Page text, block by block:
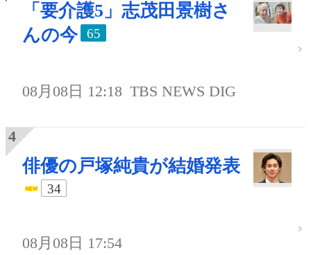
「要介護5」志茂田景樹さ
んの今
65
08月08日 12:18 TBS NEWS DIG
俳優の戸塚純貴が結婚発表
34
08月08日 17:54